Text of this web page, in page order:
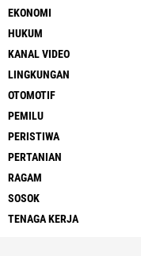
EKONOMI
HUKUM
KANAL VIDEO
LINGKUNGAN
OTOMOTIF
PEMILU
PERISTIWA
PERTANIAN
RAGAM
SOSOK
TENAGA KERJA